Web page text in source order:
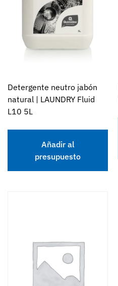
Detergente neutro jabón
natural | LAUNDRY Fluid
L10 5L
Añadir al
presupuesto